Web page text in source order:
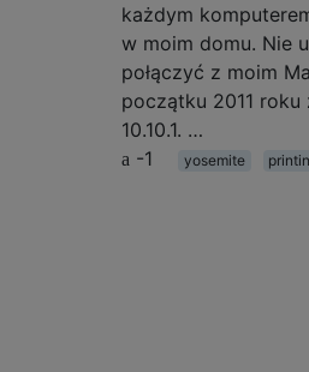
każdym
w moim domu. Nie
połączyć z moim
początku 2011 roku
10.10.1. …
-1
yosemite